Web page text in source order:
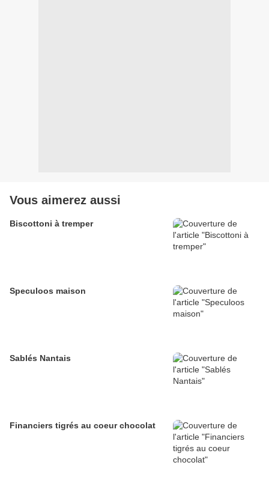
Vous aimerez aussi
Biscottoni à tremper
Speculoos maison
Sablés Nantais
Financiers tigrés au coeur chocolat